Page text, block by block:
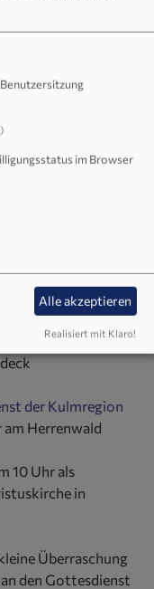
für Groß und Klein!
Angebote:
in
Überraschung
den Gottesdienst
mit
Juli 2022) um
der Kulmregion
am Herrenwald
10 Uhr als
in
Überraschung
den Gottesdienst
im Browser
Alle akzeptieren
Realisiert mit Klaro!